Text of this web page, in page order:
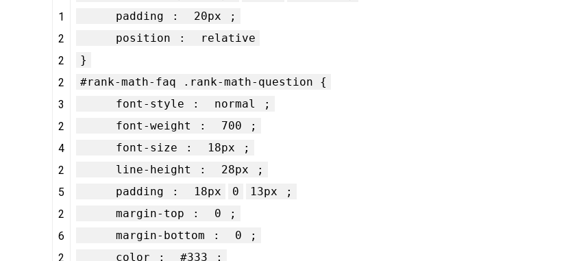
1
2
2
2
3
2
4
2
5
2
6
2
padding
: 20px
;
position
:
relative
}
#rank-math-faq .rank-math-question {
font-style
: normal
;
font-weight
: 700
;
font-size
: 18px
;
line-height
: 28px
;
padding
: 18px 0 13px
;
margin-top
: 0
;
margin-bottom
: 0
;
color
: #333 ;